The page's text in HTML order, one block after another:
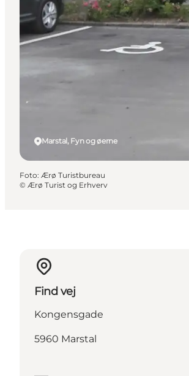
Marstal, Fyn og øerne
Foto: Ærø Turistbureau
© Ærø Turist og Erhverv
Find vej
Kongensgade
5960 Marstal